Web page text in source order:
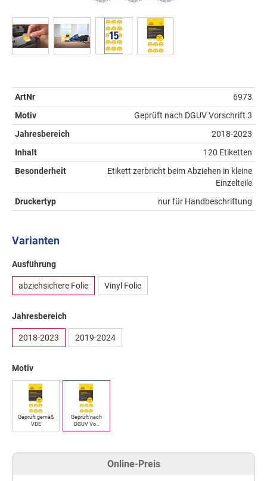
ArtNr
6973
Motiv
Geprüft nach DGUV Vorschrift 3
Jahresbereich
2018-2023
Inhalt
120 Etiketten
Besonderheit
Etikett zerbricht beim Abziehen in kleine
Einzelteile
Druckertyp
nur für Handbeschriftung
Varianten
Ausführung
abziehsichere Folie Vinyl Folie
Jahresbereich
2018-2023 2019-2024
Motiv
Geprüft gemäß
VDE
Geprüft nach
DGUV Vo…
Online-Preis